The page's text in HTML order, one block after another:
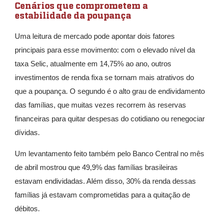
Cenários que comprometem a
estabilidade da poupança
Uma leitura de mercado pode apontar dois fatores
principais para esse movimento: com o elevado nível da
taxa Selic, atualmente em 14,75% ao ano, outros
investimentos de renda fixa se tornam mais atrativos do
que a poupança. O segundo é o alto grau de endividamento
das famílias, que muitas vezes recorrem às reservas
financeiras para quitar despesas do cotidiano ou renegociar
dívidas.
Um levantamento feito também pelo Banco Central no mês
de abril mostrou que 49,9% das famílias brasileiras
estavam endividadas. Além disso, 30% da renda dessas
famílias já estavam comprometidas para a quitação de
débitos.